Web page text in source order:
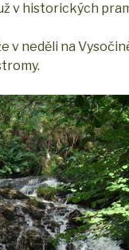
v historických
v neděli na